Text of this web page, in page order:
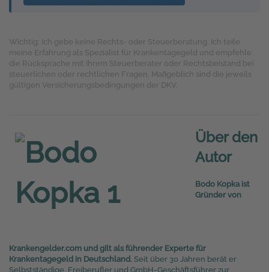
Wichtig: Ich gebe keine Rechts- oder Steuerberatung. Ich teile
meine Erfahrung als Spezialist für Krankentagegeld und empfehle
die Rücksprache mit Ihrem Steuerberater oder Rechtsbeistand bei
steuerlichen oder rechtlichen Fragen. Maßgeblich sind die jeweils
gültigen Versicherungsbedingungen der DKV.
Über den
Autor
Bodo Kopka ist
Gründer von
Krankengelder.com und gilt als führender Experte für
Krankentagegeld in Deutschland. Seit über 30 Jahren berät er
Selbstständige, Freiberufler und GmbH-Geschäftsführer zur